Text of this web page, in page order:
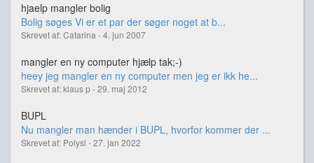
hjaelp mangler bolig
Bolig søges Vi er et par der søger noget at b...
Skrevet af: Catarina - 4. jun 2007
mangler en ny computer hjælp tak;-)
heey jeg mangler en ny computer men jeg er ikk he...
Skrevet af: klaus p - 29. maj 2012
BUPL
Nu mangler man hænder i BUPL, hvorfor kommer der ...
Skrevet af: Polysl - 27. jan 2022